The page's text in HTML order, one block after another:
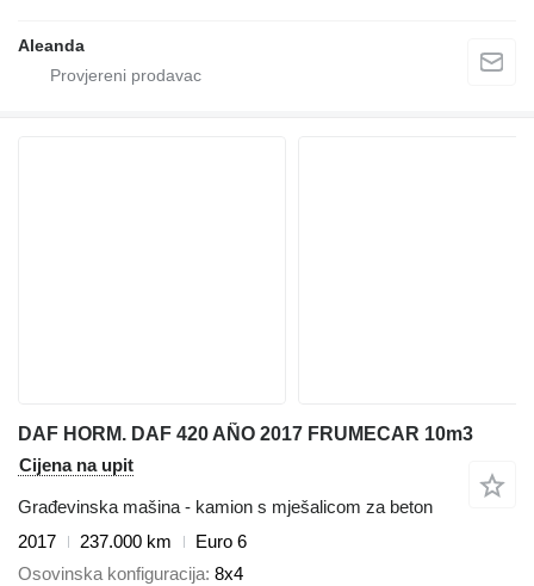
Aleanda
DAF HORM. DAF 420 AÑO 2017 FRUMECAR 10m3
Cijena na upit
Građevinska mašina - kamion s mješalicom za beton
2017
237.000 km
Euro 6
Osovinska konfiguracija 8x4